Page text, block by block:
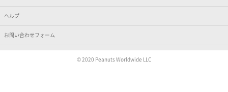
ヘルプ
お問い合わせフォーム
© 2020 Peanuts Worldwide LLC